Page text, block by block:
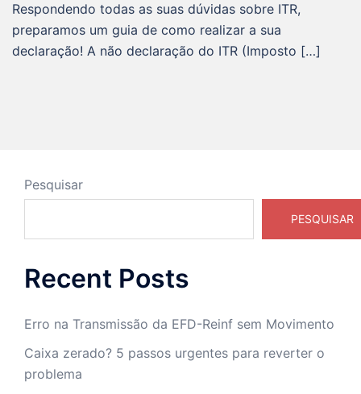
Respondendo todas as suas dúvidas sobre ITR,
preparamos um guia de como realizar a sua
declaração! A não declaração do ITR (Imposto […]
Pesquisar
PESQUISAR
Recent Posts
Erro na Transmissão da EFD-Reinf sem Movimento
Caixa zerado? 5 passos urgentes para reverter o
problema